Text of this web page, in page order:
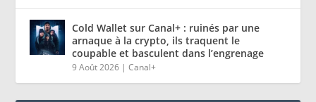
Cold Wallet sur Canal+ : ruinés par une
arnaque à la crypto, ils traquent le
coupable et basculent dans l’engrenage
9 Août 2026 |Canal+